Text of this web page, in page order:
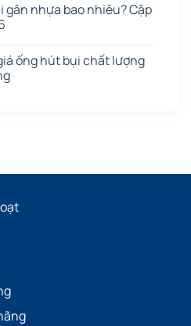
gân nhựa bao nhiêu? Cập
ống hút bụi chất lượng